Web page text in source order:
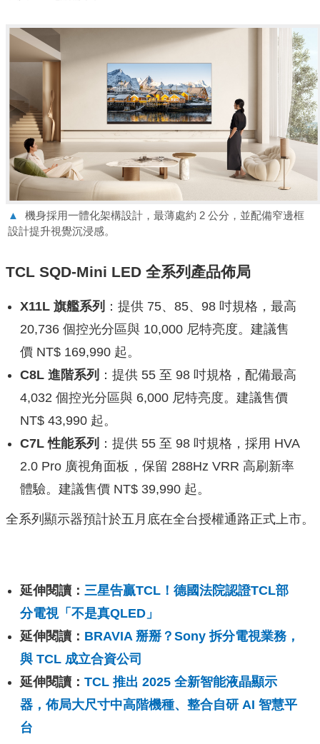
▲
機身採用一體化架構設計，最薄處約 2 公分，並配備窄邊框
設計提升視覺沉浸感。
TCL SQD-Mini LED 全系列產品佈局
X11L 旗艦系列 ：提供 75、85、98 吋規格，最高
20,736 個控光分區與 10,000 尼特亮度。建議售
價 NT$ 169,990 起。
C8L 進階系列 ：提供 55 至 98 吋規格，配備最高
4,032 個控光分區與 6,000 尼特亮度。建議售價
NT$ 43,990 起。
C7L 性能系列 ：提供 55 至 98 吋規格，採用 HVA
2.0 Pro 廣視角面板，保留 288Hz VRR 高刷新率
體驗。建議售價 NT$ 39,990 起。
全系列顯示器預計於五月底在全台授權通路正式上市。
延伸閱讀： 三星告贏TCL！德國法院認證TCL部
分電視「不是真QLED」
延伸閱讀： BRAVIA 掰掰？Sony 拆分電視業務，
與 TCL 成立合資公司
延伸閱讀： TCL 推出 2025 全新智能液晶顯示
器，佈局大尺寸中高階機種、整合自研 AI 智慧平
台